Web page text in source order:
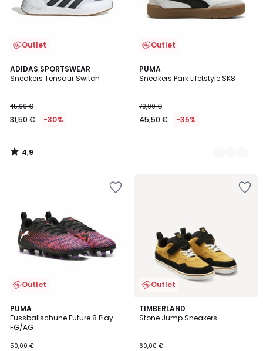
Outlet
ADIDAS SPORTSWEAR
Sneakers Tensaur Switch
45,00 €
31,50 € -30%
4,9
/ 5
4,9
/
Outlet
PUMA
Sneakers Park Lifetstyle SK8
70,00 €
45,50 € -35%
2
Farben
Outlet
PUMA
Fussballschuhe Future 8 Play
FG/AG
50,00 €
Outlet
TIMBERLAND
Stone Jump Sneakers
60,00 €